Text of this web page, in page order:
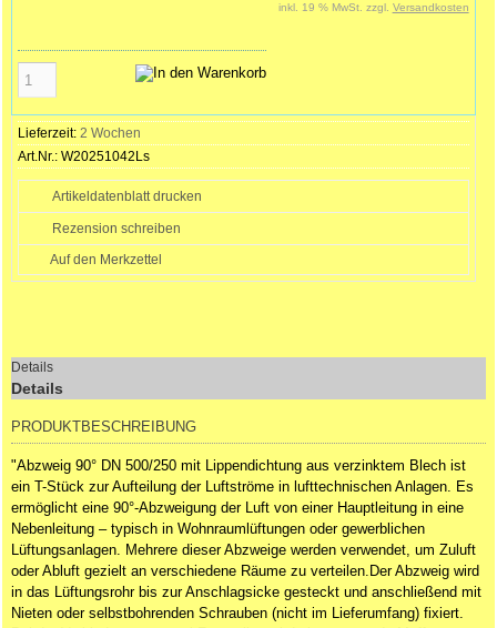
inkl. 19 % MwSt. zzgl. Versandkosten
Lieferzeit: 2 Wochen
Art.Nr.: W20251042Ls
Artikeldatenblatt drucken
Rezension schreiben
Details
Details
PRODUKTBESCHREIBUNG
"Abzweig 90° DN 500/250 mit Lippendichtung aus verzinktem Blech ist
ein T-Stück zur Aufteilung der Luftströme in lufttechnischen Anlagen. Es
ermöglicht eine 90°-Abzweigung der Luft von einer Hauptleitung in eine
Nebenleitung – typisch in Wohnraumlüftungen oder gewerblichen
Lüftungsanlagen. Mehrere dieser Abzweige werden verwendet, um Zuluft
oder Abluft gezielt an verschiedene Räume zu verteilen.Der Abzweig wird
in das Lüftungsrohr bis zur Anschlagsicke gesteckt und anschließend mit
Nieten oder selbstbohrenden Schrauben (nicht im Lieferumfang) fixiert.